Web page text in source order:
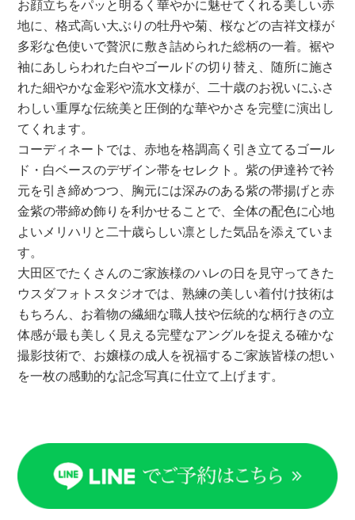
お顔立ちをパッと明るく華やかに魅せてくれる美しい赤
地に、格式高い大ぶりの牡丹や菊、桜などの吉祥文様が
多彩な色使いで贅沢に敷き詰められた総柄の一着。裾や
袖にあしらわれた白やゴールドの切り替え、随所に施さ
れた細やかな金彩や流水文様が、二十歳のお祝いにふさ
わしい重厚な伝統美と圧倒的な華やかさを完璧に演出し
てくれます。
コーディネートでは、赤地を格調高く引き立てるゴール
ド・白ベースのデザイン帯をセレクト。紫の伊達衿で衿
元を引き締めつつ、胸元には深みのある紫の帯揚げと赤
金紫の帯締め飾りを利かせることで、全体の配色に心地
よいメリハリと二十歳らしい凛とした気品を添えていま
す。
大田区でたくさんのご家族様のハレの日を見守ってきた
ウスダフォトスタジオでは、熟練の美しい着付け技術は
もちろん、お着物の繊細な職人技や伝統的な柄行きの立
体感が最も美しく見える完璧なアングルを捉える確かな
撮影技術で、お嬢様の成人を祝福するご家族皆様の想い
を一枚の感動的な記念写真に仕立て上げます。